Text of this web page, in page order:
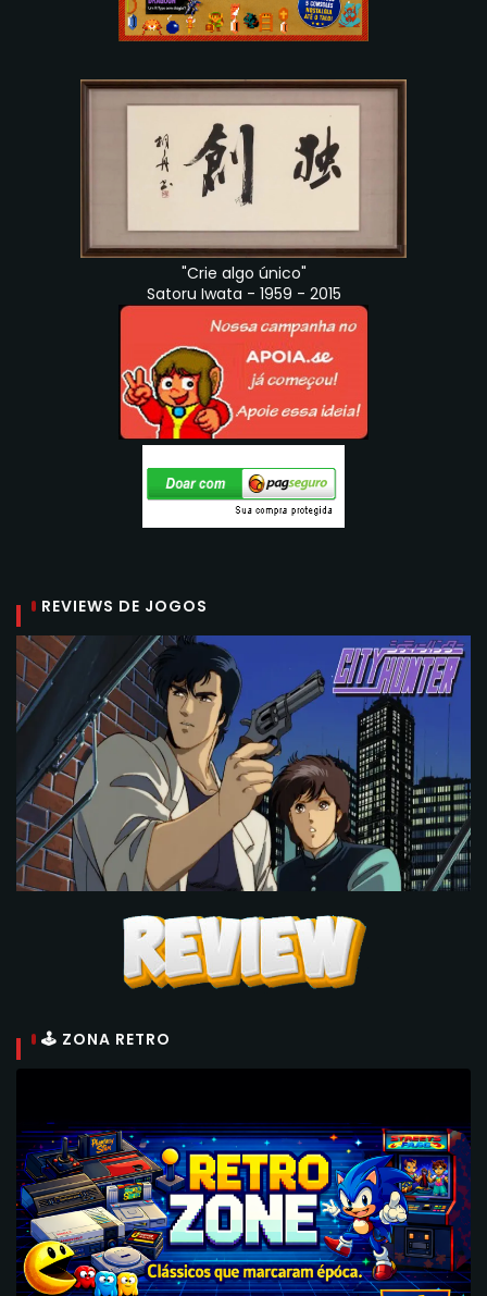
"Crie algo único"
Satoru Iwata - 1959 - 2015
REVIEWS DE JOGOS
🕹 ZONA RETRO